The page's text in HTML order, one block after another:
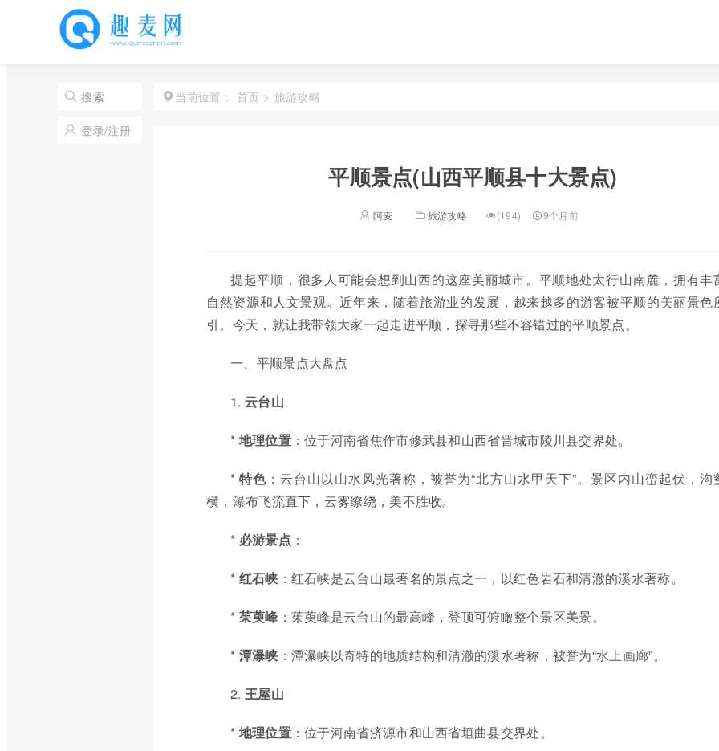
搜索
登录/注册
当前位置： 首页 > 旅游攻略
平顺景点(山西平顺县十大景点)
阿麦 旅游攻略 (194) 9个月前
提起平顺，很多人可能会想到山西的这座美丽城市。平顺地处太行山南麓，拥有丰
自然资源和人文景观。近年来，随着旅游业的发展，越来越多的游客被平顺的美丽景色
引。今天，就让我带领大家一起走进平顺，探寻那些不容错过的平顺景点。
一、平顺景点大盘点
1. 云台山
* 地理位置：位于河南省焦作市修武县和山西省晋城市陵川县交界处。
*特色 ：云台山以山水风光著称，被誉为“北方山水甲天下”。景区内山峦起伏，沟
横，瀑布飞流直下，云雾缭绕，美不胜收。
* 必游景点 ：
* 红石峡 ：红石峡是云台山最著名的景点之一，以红色岩石和清澈的溪水著称。
* 茱萸峰 ：茱萸峰是云台山的最高峰，登顶可俯瞰整个景区美景。
* 潭瀑峡 ：潭瀑峡以奇特的地质结构和清澈的溪水著称，被誉为“水上画廊”。
2. 王屋山
* 地理位置：位于河南省济源市和山西省垣曲县交界处。